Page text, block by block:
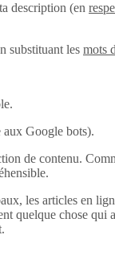
description (en
substituant les mots
aux Google bots).
de contenu.
les articles en
quelque chose